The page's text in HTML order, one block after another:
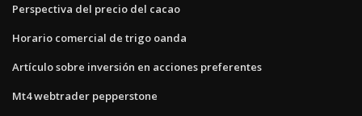
Perspectiva del precio del cacao
Horario comercial de trigo oanda
Artículo sobre inversión en acciones preferentes
Mt4 webtrader pepperstone